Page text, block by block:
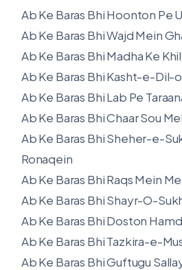
Ab Ke Baras Bhi Hoonton Pe
Ab Ke Baras Bhi Wajd Mein
Ab Ke Baras Bhi Madha Ke
Ab Ke Baras Bhi Kasht-e-Dil-
Ab Ke Baras Bhi Lab Pe
Ab Ke Baras Bhi Chaar Sou
Ab Ke Baras Bhi Sheher-e-
Ronaqein
Ab Ke Baras Bhi Raqs Mein
Ab Ke Baras Bhi Shayr-O-
Ab Ke Baras Bhi Doston
Ab Ke Baras Bhi Tazkira-e-
Ab Ke Baras Bhi Guftugu